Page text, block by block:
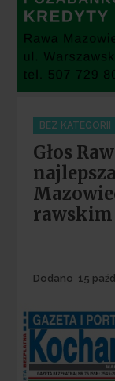
Categories
BEZ KATEGORII
Głos
rawskim
Dodano 15